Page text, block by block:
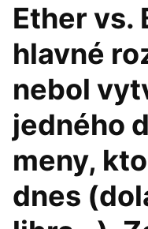
Ether vs.
hlavné
nebol
jedného
meny,
dnes